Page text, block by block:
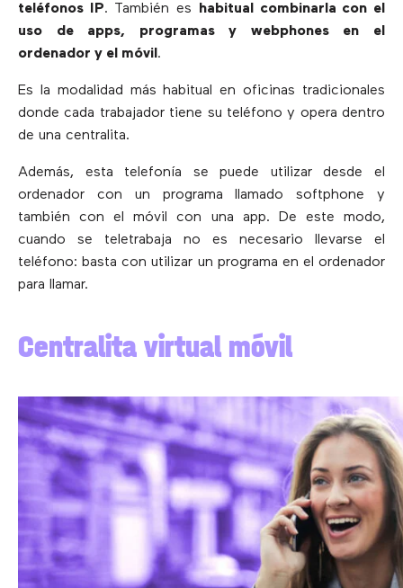
teléfonos IP. También es habitual combinarla con el
uso de apps, programas y webphones en el
ordenador y el móvil.
Es la modalidad más habitual en oficinas tradicionales
donde cada trabajador tiene su teléfono y opera dentro
de una centralita.
Además, esta telefonía se puede utilizar desde el
ordenador con un programa llamado softphone y
también con el móvil con una app. De este modo,
cuando se teletrabaja no es necesario llevarse el
teléfono: basta con utilizar un programa en el ordenador
para llamar.
Centralita virtual móvil